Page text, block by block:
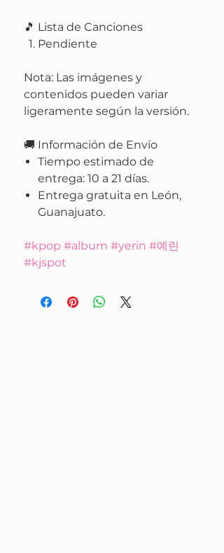
🎵 Lista de Canciones
Pendiente
Nota: Las imágenes y
contenidos pueden variar
ligeramente según la versión.
🚚 Información de Envío
Tiempo estimado de
entrega: 10 a 21 días.
Entrega gratuita en León,
Guanajuato.
#kpop #album #yerin #예린
#kjspot